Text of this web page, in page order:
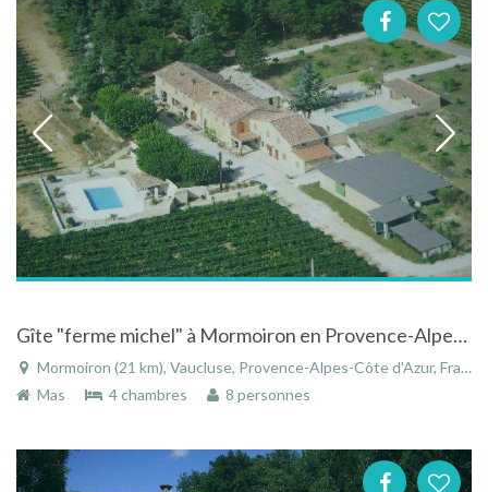
Gîte "ferme michel" à Mormoiron en Provence-Alpes-Côte d'Azur avec piscine privée
Mormoiron (21 km), Vaucluse, Provence-Alpes-Côte d'Azur, France
Mas
4 chambres 8 personnes